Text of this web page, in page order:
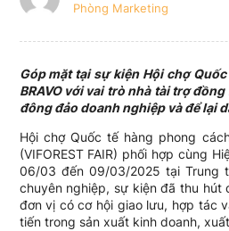
Phòng Marketing
Góp mặt tại sự kiện Hội chợ
BRAVO với vai trò nhà tài trợ
đông đảo doanh nghiệp và để lại
Hội chợ Quốc tế hàng phong
(VIFOREST FAIR) phối hợp cùng
06/03 đến 09/03/2025 tại Trung
chuyên nghiệp, sự kiện đã thu hút
đơn vị có cơ hội giao lưu, hợp tác
tiến trong sản xuất kinh doanh,